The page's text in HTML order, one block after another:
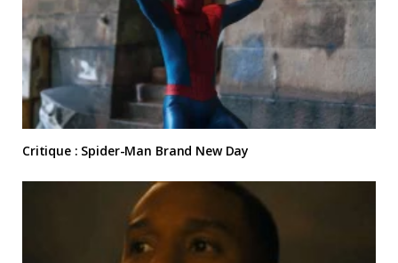
Critique : Spider-Man Brand New Day